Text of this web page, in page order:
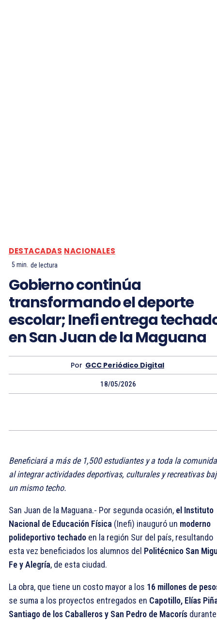
DESTACADAS NACIONALES
5 min. de lectura
Gobierno continúa
transformando el deporte
escolar; Inefi entrega
en San Juan de la Maguana
Por GCC Periódico Digital
18/05/2026
Beneficiará a más de 1,500 estudiantes y a toda la
al integrar actividades deportivas, culturales y recreativas
un mismo techo.
San Juan de la Maguana.- Por segunda ocasión, el Instituto
Nacional de Educación Física (Inefi) inauguró un moderno
polideportivo techado en la región Sur del país, resultando
esta vez beneficiados los alumnos del Politécnico San
Fe y Alegría, de esta ciudad.
La obra, que tiene un costo mayor a los 16 millones de
se suma a los proyectos entregados en Capotillo, Elías
Santiago de los Caballeros y San Pedro de Macorís durante